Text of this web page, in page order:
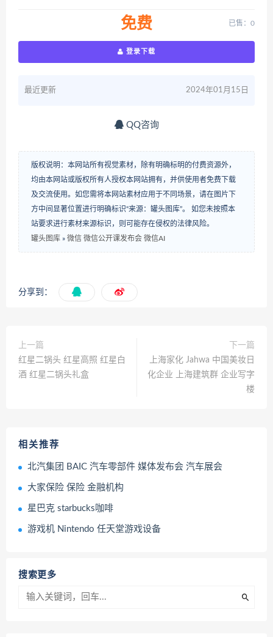
免费 已售：0
登录下载
最近更新 2024年01月15日
QQ咨询
版权说明：本网站所有视觉素材，除有明确标明的付费资源外，
均由本网站或版权所有人授权本网站拥有，并供使用者免费下载
及交流使用。如您需将本网站素材应用于不同场景，请在图片下
方中间显著位置进行明确标识“来源：罐头图库”。 如您未按照本
站要求进行素材来源标识，则可能存在侵权的法律风险。
罐头图库 » 微信 微信公开课发布会 微信AI
分享到：
上一篇
红星二锅头 红星高照 红星白
酒 红星二锅头礼盒
下一篇
上海家化 Jahwa 中国美妆日
化企业 上海建筑群 企业写字
楼
相关推荐
北汽集团 BAIC 汽车零部件 媒体发布会 汽车展会
大家保险 保险 金融机构
星巴克 starbucks咖啡
游戏机 Nintendo 任天堂游戏设备
搜索更多